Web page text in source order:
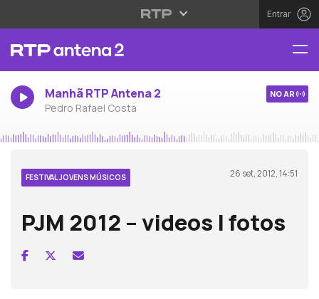
Entrar
Manhã RTP Antena 2
Pedro Rafael Costa
NO AR
FESTIVAL JOVENS MÚSICOS 26 set, 2012, 14:51
PJM 2012 – videos | fotos